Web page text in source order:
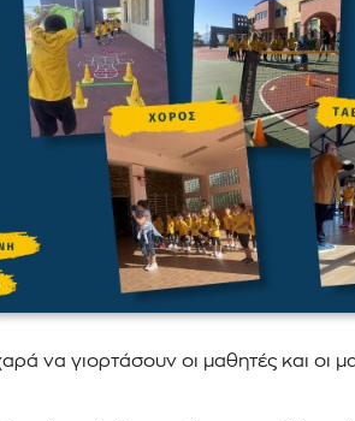
να γιορτάσουν οι μαθητές και οι